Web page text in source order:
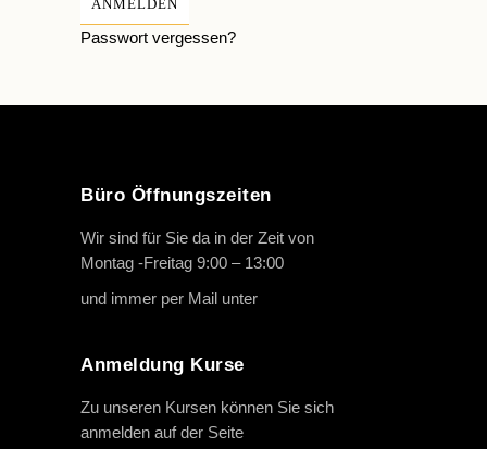
Passwort vergessen?
Büro Öffnungszeiten
Wir sind für Sie da in der Zeit von
Montag -Freitag 9:00 – 13:00
und immer per Mail unter
Anmeldung Kurse
Zu unseren Kursen können Sie sich
anmelden auf der Seite